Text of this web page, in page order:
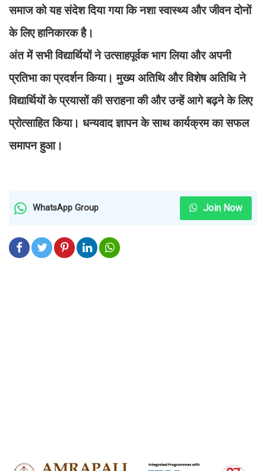
समाज को यह संदेश दिया गया कि नशा स्वास्थ्य और जीवन दोनों
के लिए हानिकारक है।
अंत में सभी विद्यार्थियों ने उत्साहपूर्वक भाग लिया और अपनी
प्रतिभा का प्रदर्शन किया। मुख्य अतिथि और विशेष अतिथि ने
विद्यार्थियों के प्रयासों की सराहना की और उन्हें आगे बढ़ने के लिए
प्रोत्साहित किया। धन्यवाद ज्ञापन के साथ कार्यक्रम का सफल
समापन हुआ।
WhatsApp Group Join Now